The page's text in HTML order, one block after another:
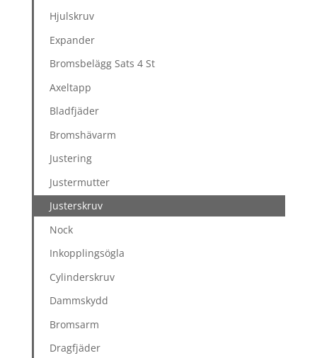
Hjulskruv
Expander
Bromsbelägg Sats 4 St
Axeltapp
Bladfjäder
Bromshävarm
Justering
Justermutter
Justerskruv
Nock
Inkopplingsögla
Cylinderskruv
Dammskydd
Bromsarm
Dragfjäder